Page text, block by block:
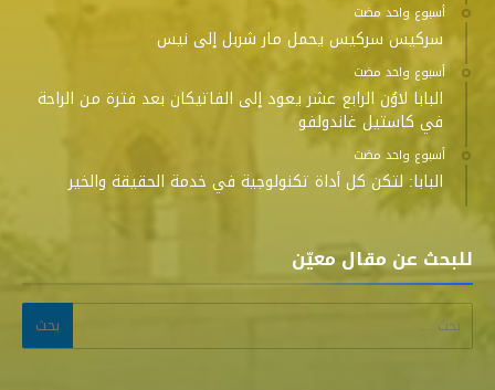
‫‫‫‏‫أسبوع واحد مضت‬
سركيس سركيس يحمل مار شربل إلى نيس
‫‫‫‏‫أسبوع واحد مضت‬
البابا لاوُن الرابع عشر يعود إلى الفاتيكان بعد فترة من الراحة
في كاستيل غاندولفو
‫‫‫‏‫أسبوع واحد مضت‬
البابا: لتكن كل أداة تكنولوجية في خدمة الحقيقة والخير
للبحث عن مقال معيّن
البحث عن: